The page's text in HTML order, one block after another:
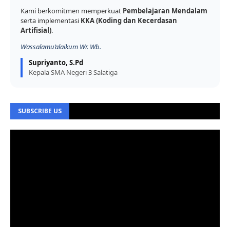
Kami berkomitmen memperkuat Pembelajaran Mendalam
serta implementasi KKA (Koding dan Kecerdasan
Artifisial).
Wassalamu’alaikum Wr. Wb.
Supriyanto, S.Pd
Kepala SMA Negeri 3 Salatiga
SUBSCRIBE US